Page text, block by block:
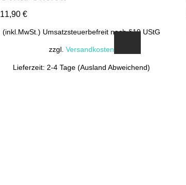
11,90€
(inkl.MwSt.) Umsatzsteuerbefreit nach §19 UStG
zzgl. Versandkosten
Lieferzeit: 2-4 Tage (Ausland Abweichend)